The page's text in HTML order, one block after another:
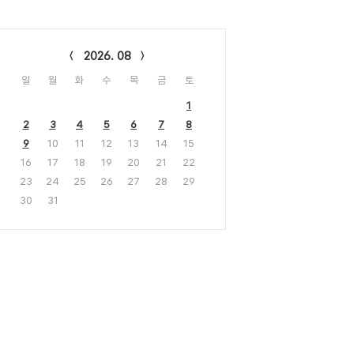
2026. 08
일 월 화 수 목 금 토
1
2
3 4 5 6 7
8
9
10 11 12 13 14
15
16
17 18 19 20 21
22
23
24 25 26 27 28
29
30
31